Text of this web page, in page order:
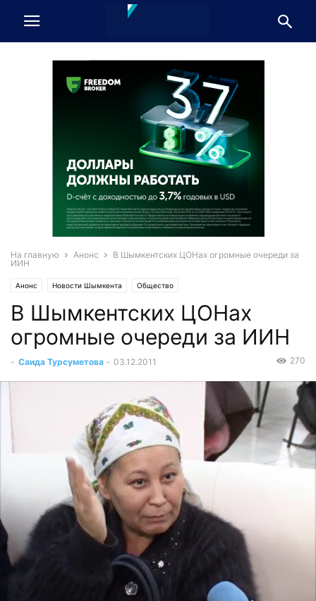
На главную Анонс
В Шымкентских ЦОНах огромные очереди за
ИИН
Анонс Новости Шымкента Общество
В Шымкентских ЦОНах
огромные очереди за ИИН
- Саида Турсуметова - 03.12.2011 270